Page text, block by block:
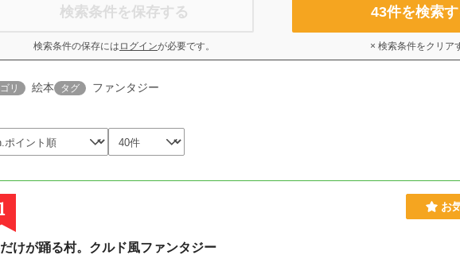
検索条件を保存する
検索条件の保存には ログインが必要です。
43件を検索
× 検索条件をクリア
リ 絵本 タグ ファンタジー
お
けが踊る村。クルド風ファンタジー